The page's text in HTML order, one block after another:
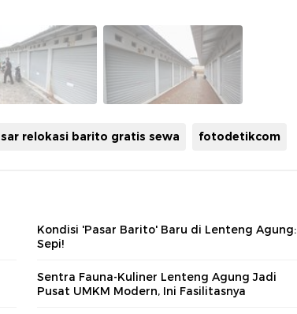
relokasi barito gratis sewa fotodetikcom
Kondisi 'Pasar Barito' Baru di Lenteng Agung:
Sepi!
Sentra Fauna-Kuliner Lenteng Agung Jadi
Pusat UMKM Modern, Ini Fasilitasnya